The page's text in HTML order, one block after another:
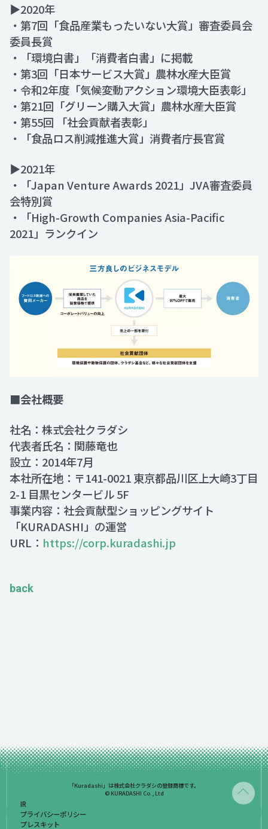
▶2020年
・第7回「食品産業もったいない大賞」審査委員会
委員長賞
・「環境白書」「消費者白書」に掲載
・第3回「日本サービス大賞」農林水産大臣賞
・令和2年度「気候変動アクション環境大臣表彰」
・第21回「グリーン購入大賞」農林水産大臣賞
・第55回 「社会貢献者表彰」
・「食品ロス削減推進大賞」消費者庁長官賞
▶2021年
・「Japan Venture Awards 2021」JVA審査委員
会特別賞
・「High-Growth Companies Asia-Pacific
2021」ランクイン
■会社概要
社名：株式会社クラダシ
代表者氏名：関藤竜也
設立：2014年7月
本社所在地：〒141-0021 東京都品川区上大崎3丁目
2-1 目黒センタービル 5F
事業内容：社会貢献型ショッピングサイト
「KURADASHI」の運営
URL： https://corp.kuradashi.jp
back
「Kuradashi」は株式会社クラダシの登録商標です。
© KURADASHI Co., Ltd
IR
プライバシーポリシー
プレスキット